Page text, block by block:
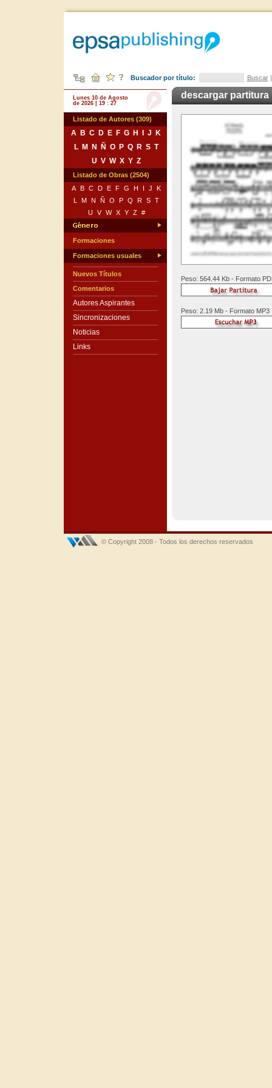
Buscador por título: Buscar
Lunes 10 de Agosto
de 2026 | 19 : 27
Listado de Autores (309)
A B C D E F G H J
K
L
M N Ñ O P Q R S T
U V W X Y Z
Listado de Obras (2504)
A
B C D E F G H I J
K
L
M N Ñ O P Q R S T
U
V W X Y Z #
Formaciones
Formaciones usuales
Nuevos Títulos
Comentarios
Autores Aspirantes
Sincronizaciones
Noticias
Links
descargar partitura
Peso: 564.44 Kb - Formato
Peso: 2.19 Mb - Formato MP3
© Copyright 2008 - Todos los derechos reservados